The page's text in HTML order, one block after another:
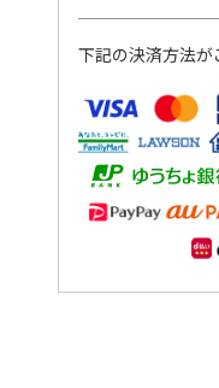
下記の決済方法が